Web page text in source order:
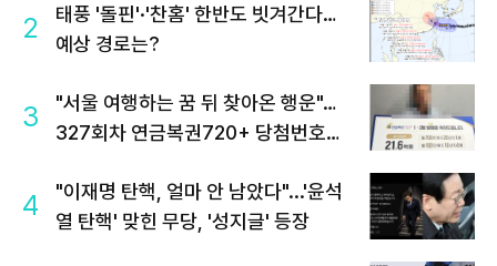
2
태풍 '돌핀'·'찬홈' 한반도 빗겨간다…
예상 경로는?
3
"서울 여행하는 꿈 뒤 찾아온 행운"…
327회차 연금복권720+ 당첨번호조
4
"이재명 탄핵, 얼마 안 남았다"...'윤석
열 탄핵' 맞힌 무당, '성지글' 등장